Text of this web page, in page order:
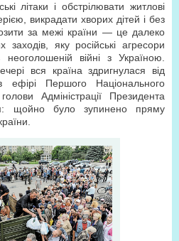
літаки і обстрілювати житлові
викрадати хворих дітей і без
за межі країни — це далеко
яку російські агресори
війні з Україною.
вся країна здригнулася від
ефірі Першого Національного
Адміністрації Президента
щойно було зупинено пряму